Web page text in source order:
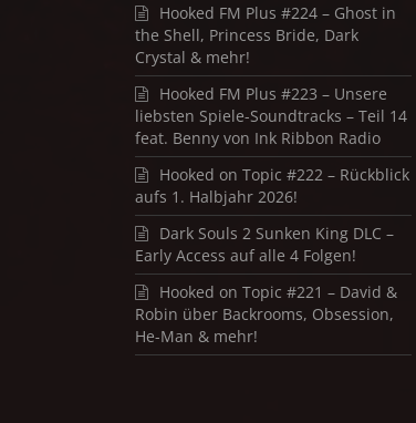
Hooked FM Plus #224 – Ghost in
the Shell, Princess Bride, Dark
Crystal & mehr!
Hooked FM Plus #223 – Unsere
liebsten Spiele-Soundtracks – Teil 14
feat. Benny von Ink Ribbon Radio
Hooked on Topic #222 – Rückblick
aufs 1. Halbjahr 2026!
Dark Souls 2 Sunken King DLC –
Early Access auf alle 4 Folgen!
Hooked on Topic #221 – David &
Robin über Backrooms, Obsession,
He-Man & mehr!